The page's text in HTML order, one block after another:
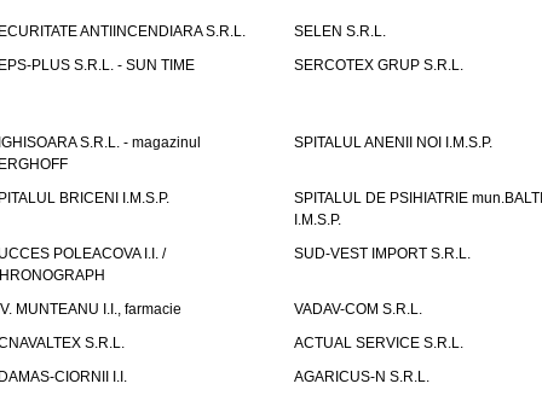
ANTIINCENDIARA S.R.L.
SELEN S.R.L.
PLUS S.R.L. - SUN TIME
SERCOTEX GRUP S.R.L.
S.R.L. - magazinul
SPITALUL ANENII NOI I.M.S.P.
BRICENI I.M.S.P.
SPITALUL DE PSIHIATRIE mun.BALTI
I.M.S.P.
POLEACOVA I.I. /
SUD-VEST IMPORT S.R.L.
MUNTEANU I.I., farmacie
VADAV-COM S.R.L.
S.R.L.
ACTUAL SERVICE S.R.L.
CIORNII I.I.
AGARICUS-N S.R.L.